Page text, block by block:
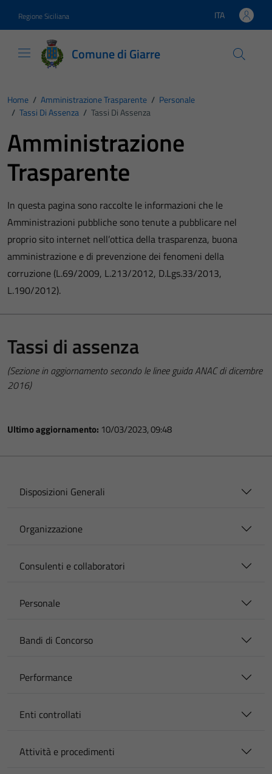
Regione Siciliana Lingua attiva:
ITA
Comune di Giarre
Home / Amministrazione Trasparente / Personale
/ Tassi Di Assenza / Tassi Di Assenza
Amministrazione
Trasparente
In questa pagina sono raccolte le informazioni che le
Amministrazioni pubbliche sono tenute a pubblicare nel
proprio sito internet nell’ottica della trasparenza, buona
amministrazione e di prevenzione dei fenomeni della
corruzione (L.69/2009, L.213/2012, D.Lgs.33/2013,
L.190/2012).
Tassi di assenza
(Sezione in aggiornamento secondo le linee guida ANAC di dicembre
2016)
Ultimo aggiornamento: 10/03/2023, 09:48
Disposizioni Generali
Organizzazione
Consulenti e collaboratori
Personale
Bandi di Concorso
Performance
Enti controllati
Attività e procedimenti